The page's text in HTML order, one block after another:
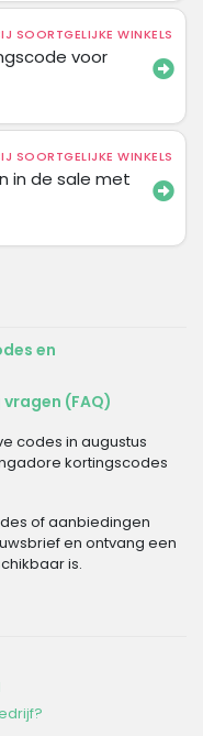
SOORTGELIJKE WINKELS
voor
SOORTGELIJKE WINKELS
in de sale met
en
(FAQ)
codes in augustus
kortingscodes
of aanbiedingen
en ontvang een
is.